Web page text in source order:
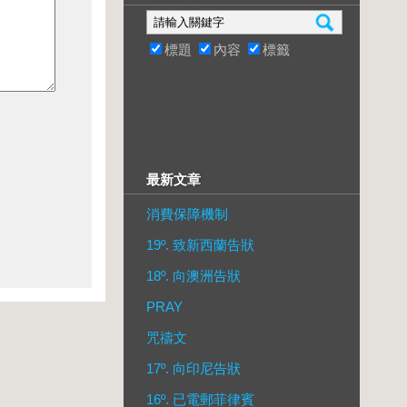
標題 內容 標籤
最新文章
消費保障機制
19º. 致新西蘭告狀
18º. 向澳洲告狀
PRAY
咒禱文
17º. 向印尼告狀
16º. 已電郵菲律賓